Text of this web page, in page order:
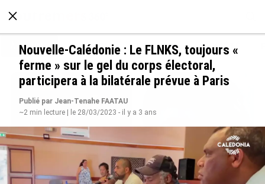
À LA UNE POLITIQUE ECONOMIE SOCIÉTÉ
Nouvelle-Calédonie : Le FLNKS, toujours «
ferme » sur le gel du corps électoral,
participera à la bilatérale prévue à Paris
Publié par Jean-Tenahe FAATAU
~2 min lecture | le 28/03/2023 - il y a 3 ans